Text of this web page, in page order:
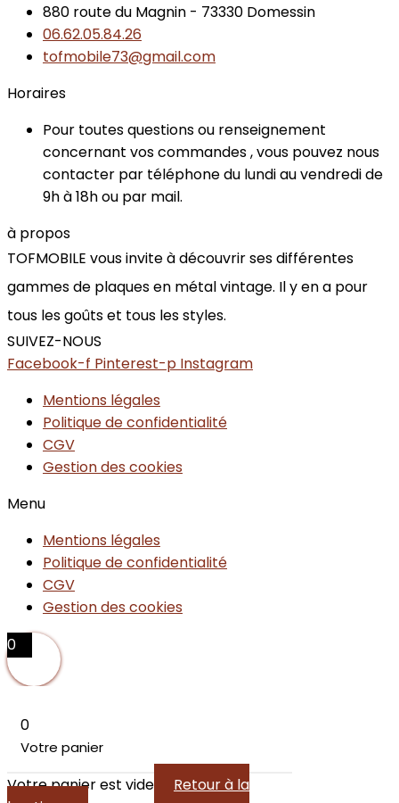
880 route du Magnin - 73330 Domessin
06.62.05.84.26
tofmobile73@gmail.com
Horaires
Pour toutes questions ou renseignement
concernant vos commandes , vous pouvez nous
contacter par téléphone du lundi au vendredi de
9h à 18h ou par mail.
à propos
TOFMOBILE vous invite à découvrir ses différentes
gammes de plaques en métal vintage. Il y en a pour
tous les goûts et tous les styles.
SUIVEZ-NOUS
Facebook-f Pinterest-p Instagram
Mentions légales
Politique de confidentialité
CGV
Gestion des cookies
Menu
Mentions légales
Politique de confidentialité
CGV
Gestion des cookies
0
0
Votre panier
Votre panier est vide
Retour à la